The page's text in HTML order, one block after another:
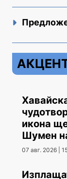
икона
Шумен
август
07 авг. 2026 |